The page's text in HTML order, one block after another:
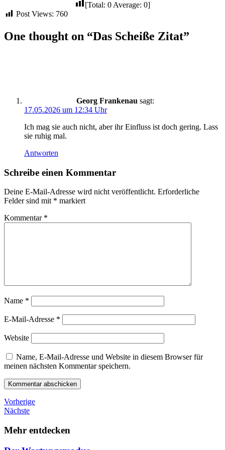
[Total: 0 Average: 0]
Post Views: 760
One thought on “Das Scheiße Zitat”
Georg Frankenau sagt:
17.05.2026 um 12:34 Uhr
Ich mag sie auch nicht, aber ihr Einfluss ist doch gering. Lass
sie ruhig mal.
Antworten
Schreibe einen Kommentar
Deine E-Mail-Adresse wird nicht veröffentlicht. Erforderliche
Felder sind mit * markiert
Kommentar *
Name *
E-Mail-Adresse *
Website
Name, E-Mail-Adresse und Website in diesem Browser für
meinen nächsten Kommentar speichern.
Beitragsnavigation
Vorheriger
Beitrag
Vorherige
Nächster
Nächste
Mehr entdecken